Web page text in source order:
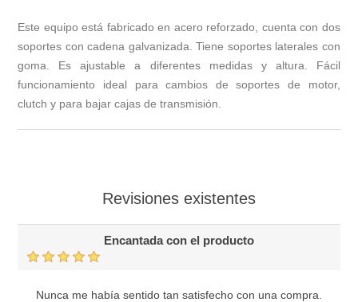
Este equipo está fabricado en acero reforzado, cuenta con dos
soportes con cadena galvanizada. Tiene soportes laterales con
goma. Es ajustable a diferentes medidas y altura. Fácil
funcionamiento ideal para cambios de soportes de motor,
clutch y para bajar cajas de transmisión.
Revisiones existentes
Encantada con el producto
Nunca me había sentido tan satisfecho con una compra.